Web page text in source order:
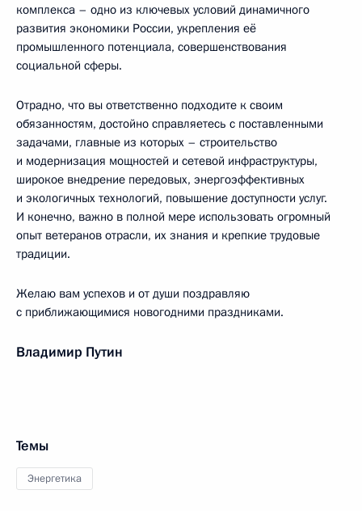
комплекса – одно из ключевых условий динамичного
развития экономики России, укрепления её
промышленного потенциала, совершенствования
социальной сферы.
Отрадно, что вы ответственно подходите к своим
обязанностям, достойно справляетесь с поставленными
задачами, главные из которых – строительство
и модернизация мощностей и сетевой инфраструктуры,
широкое внедрение передовых, энергоэффективных
и экологичных технологий, повышение доступности услуг.
И конечно, важно в полной мере использовать огромный
опыт ветеранов отрасли, их знания и крепкие трудовые
традиции.
Желаю вам успехов и от души поздравляю
с приближающимися новогодними праздниками.
Владимир Путин
Темы
Энергетика